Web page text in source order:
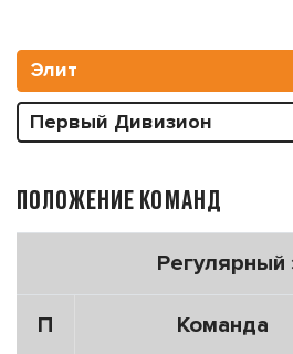
Элит
Первый Дивизион
ПОЛОЖЕНИЕ КОМАНД
Регулярный
П Команда